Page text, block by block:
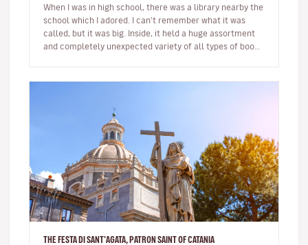
When I was in high school, there was a library nearby the
school which I adored. I can't remember what it was
called, but it was big. Inside, it held a huge assortment
and completely unexpected variety of all types of books.
THE FESTA DI SANT'AGATA, PATRON SAINT OF CATANIA